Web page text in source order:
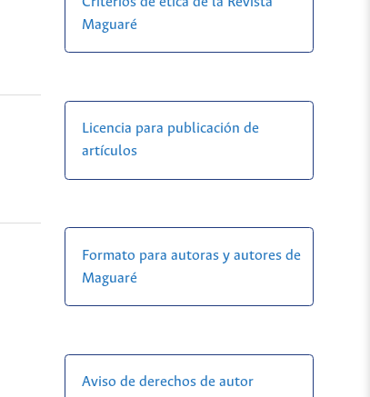
Maguaré
Licencia para publicación de
artículos
Formato para autoras y autores de
Maguaré
Aviso de derechos de autor